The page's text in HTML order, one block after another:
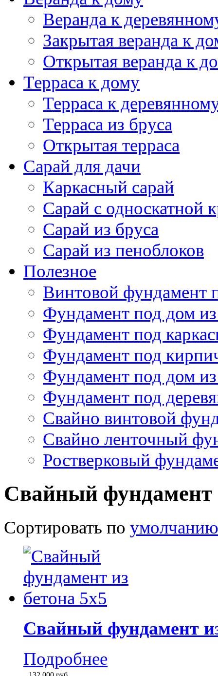
Открытая терраса
Сарай для дачи
Каркасный сарай
Сарай с односкатной
Сарай из бруса
Сарай из пеноблоков
Полезное
Винтовой фундамент
Фундамент под дом
Фундамент под
Фундамент под
Фундамент под дом
Фундамент под
Свайно винтовой
Свайно ленточный
Ростверковый
Свайный фундамент
Сортировать по умолчанию
Cвайный фундамент
Подробнее
132 000руб
Свайный фундамент
Подробнее